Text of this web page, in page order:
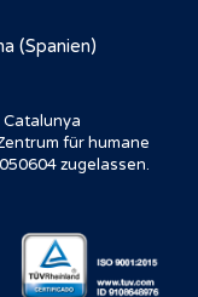
(Spanien)
für humane
zugelassen.